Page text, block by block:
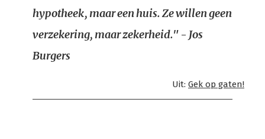
hypotheek, maar een huis. Ze willen geen
verzekering, maar zekerheid." - Jos
Burgers
Uit: Gek op gaten!